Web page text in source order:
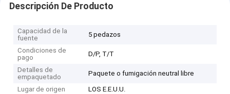
Descripción De Producto
Capacidad de la
fuente
5 pedazos
Condiciones de
pago
D/P, T/T
Detalles de
empaquetado
Paquete o fumigación neutral libre
Lugar de origen
LOS E.E.U.U.